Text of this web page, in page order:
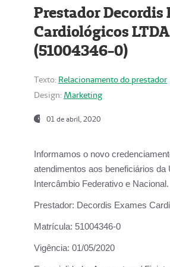
Prestador Decordis
Cardiológicos LTDA
(51004346-0)
Texto: Relacionamento do prestador
Design: Marketing
01 de abril, 2020
Informamos o novo
atendimentos aos beneficiários da
Intercâmbio Federativo e Nacional.
Prestador: Decordis Exames
Matrícula: 51004346-0
Vigência: 01/05/2020